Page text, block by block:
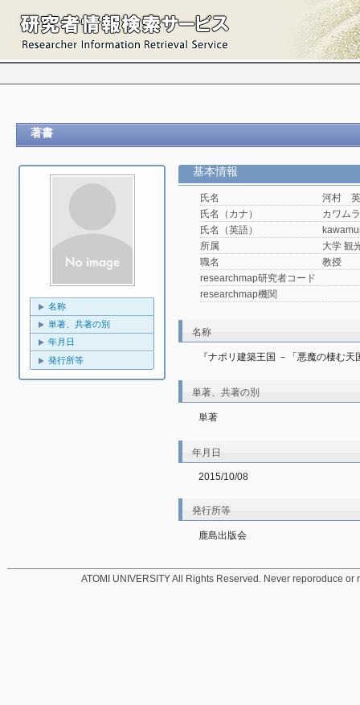
著書
名称
単著、共著の別
年月日
発行所等
基本情報
氏名
河村
氏名（カナ）
カワム
氏名（英語）
所属
大学 観
職名
教授
researchmap研究者コード
researchmap機関
名称
『ナポリ建築王国 －「悪魔の棲む
単著、共著の別
単著
年月日
2015/10/08
発行所等
鹿島出版会